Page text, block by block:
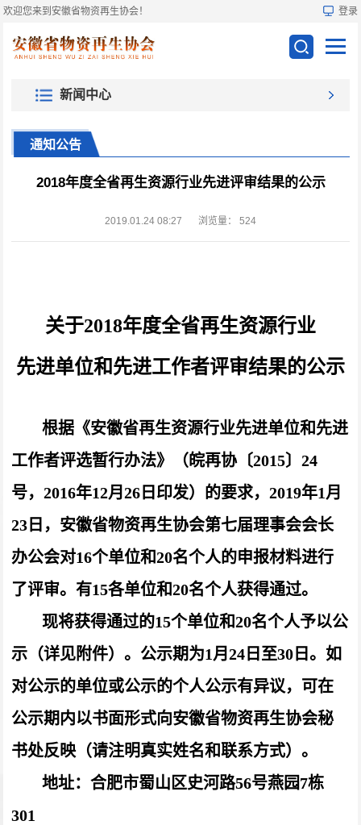
欢迎您来到安徽省物资再生协会！ 登录
新闻中心
通知公告
2018年度全省再生资源行业先进评审结果的公示
2019.01.24 08:27 浏览量： 524
关于2018年度全省再生资源行业
先进单位和先进工作者评审结果的公示
根据《安徽省再生资源行业先进单位和先进
工作者评选暂行办法》（皖再协〔2015〕24
号，2016年12月26日印发）的要求，2019年1月
23日，安徽省物资再生协会第七届理事会会长
办公会对16个单位和20名个人的申报材料进行
了评审。有15各单位和20名个人获得通过。
现将获得通过的15个单位和20名个人予以公
示（详见附件）。公示期为1月24日至30日。如
对公示的单位或公示的个人公示有异议，可在
公示期内以书面形式向安徽省物资再生协会秘
书处反映（请注明真实姓名和联系方式）。
地址：合肥市蜀山区史河路56号燕园7栋
301